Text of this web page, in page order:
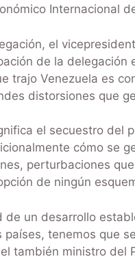
Internacional
el
de la delegación
trajo Venezuela es
distorsiones que
el secuestro del
cómo se
perturbaciones
de ningún
de un desarrollo
tenemos que
también ministro del